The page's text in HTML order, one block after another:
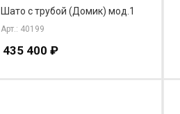
Шато с трубой (Домик) мод.1
Арт.: 40199
435 400 ₽